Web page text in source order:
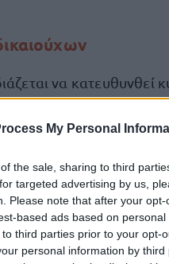
My Personal
the sale, sharing to third
targeted advertising by us,
Please note that after your
based ads based on
third parties prior to your opt-
personal information by third
να κατευθυνθεί
κριτήριο το
με κύρια σύνταξη έως
λόγω προσωπικής
Εγγυημένου